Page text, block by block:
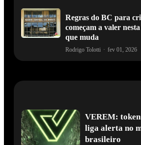
Regras do BC para
começam a valer
que muda
Rodrigo Tolotti · fev 01, 2026
VEREM:
liga alerta no
brasileiro